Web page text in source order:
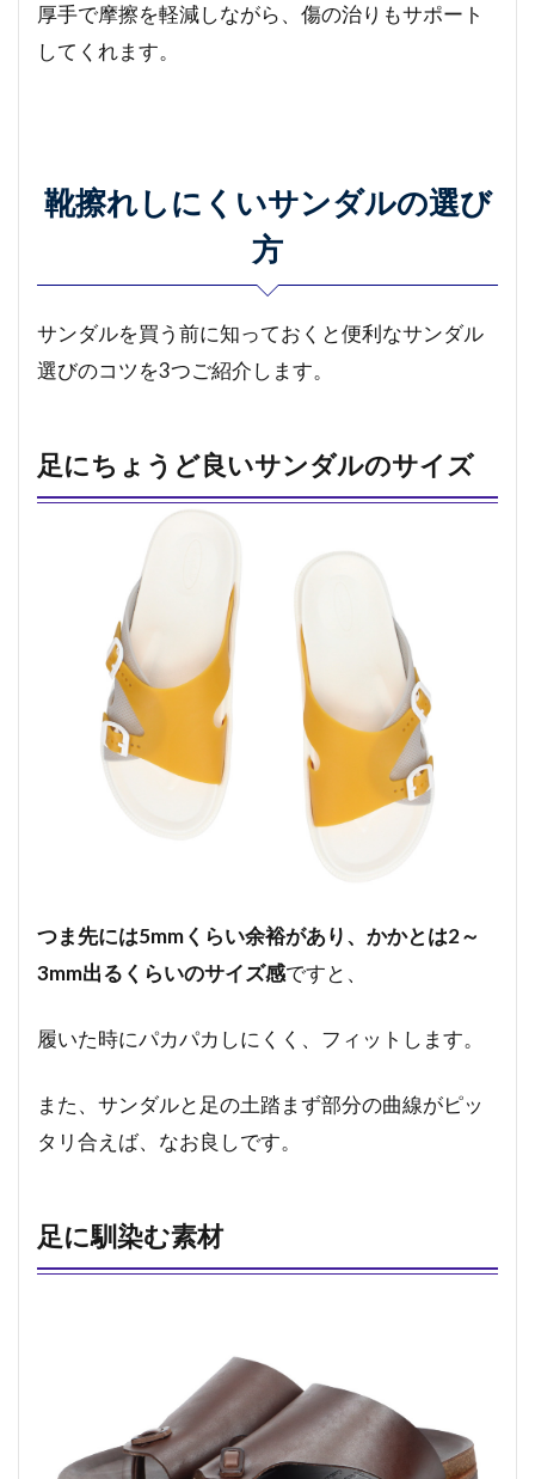
厚手で摩擦を軽減しながら、傷の治りもサポート
してくれます。
靴擦れしにくいサンダルの選び
方
サンダルを買う前に知っておくと便利なサンダル
選びのコツを3つご紹介します。
足にちょうど良いサンダルのサイズ
つま先には5mmくらい余裕があり、かかとは2～
3mm出るくらいのサイズ感ですと、
履いた時にパカパカしにくく、フィットします。
また、サンダルと足の土踏まず部分の曲線がピッ
タリ合えば、なお良しです。
足に馴染む素材